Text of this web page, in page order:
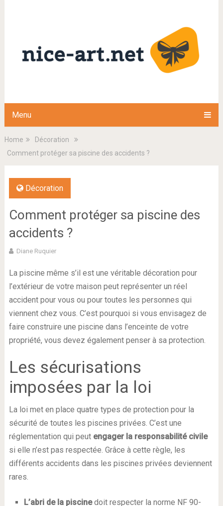
Menu
Home
Décoration
Comment protéger sa piscine des accidents ?
Décoration
Comment protéger sa piscine des
accidents ?
Diane Ruquier
La piscine même s’il est une véritable décoration pour
l’extérieur de votre maison peut représenter un réel
accident pour vous ou pour toutes les personnes qui
viennent chez vous. C’est pourquoi si vous envisagez de
faire construire une piscine dans l’enceinte de votre
propriété, vous devez également penser à sa protection.
Les sécurisations
imposées par la loi
La loi met en place quatre types de protection pour la
sécurité de toutes les piscines privées. C’est une
réglementation qui peut engager la responsabilité civile
si elle n’est pas respectée. Grâce à cette règle, les
différents accidents dans les piscines privées deviennent
rares.
L’abri de la piscinedoit respecter la norme NF 90-